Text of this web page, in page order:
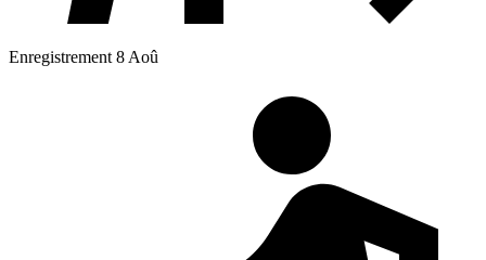
Enregistrement 8 Aoû